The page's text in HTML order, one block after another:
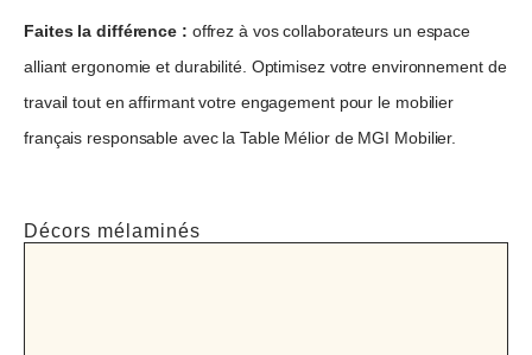
Faites la différence : offrez à vos collaborateurs un espace
alliant ergonomie et durabilité. Optimisez votre environnement de
travail tout en affirmant votre engagement pour le mobilier
français responsable avec la Table Mélior de MGI Mobilier.
Décors mélaminés